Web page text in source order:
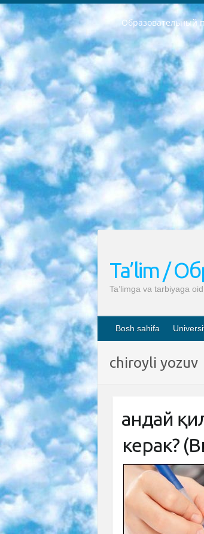
Образовательный
РЕСПУБЛИКА УЗБЕКИСТАН МИНИСТРЕРСТВО ДОШКОЛЬНОГО И ШКОЛЬНОГО ОБРАЗОВАНИЯ КОМАНДА в общеобразовательных учреждениях в 2023-2024 учебном году организация и проведение итоговой государственной аттестации обучающихся о Министра дошкольного и школьного образования Республики Узбекистан от 4 марта 2008 года (постановлением Минюста от 20 марта 2008 года № 1778 государственной регистрации) «Итоговое состояние учащихся общего среднего образования на основании положения об утверждении положения об аттестации общего среднего образования выпускной экзамен студентов в образовательных учреждениях в 2023-2024 учебном году В целях организации и прохождения аттестации приказываю: 1. Следующее: перечень предметов, по которым будет проводиться итоговая государственная аттестация и экзамен формы перевода согласно приложению 1; сертификаты международного образца, оценивающие уровень владения иностранными языками перечень согласно приложению 2; 2. Педагогический при специализированных образовательных учреждениях. научно-практический центр квалификации и международной оценки (Д.Давидова) 2024 г. До 25 марта: задания по предметам, по которым будет проводиться итоговая аттестация разработка и утверждение технических условий; итоговая аттестация на основании разработанного предметного задания разработка вопросов по предметам (устно и письменно), экзамен передача; общеобразовательные
Ta’lim /
Ta’limga va tarbiyaga
Bosh sahifa
chiroyli yozuv
Қандай
керак?